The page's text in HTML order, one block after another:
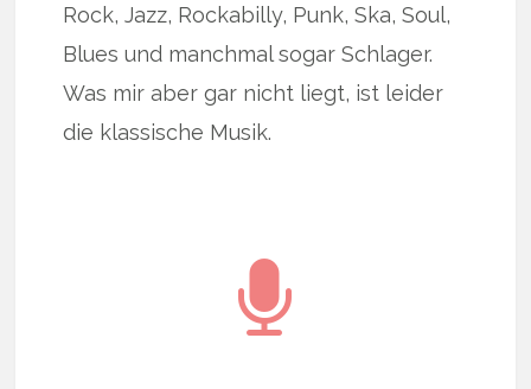
Rock, Jazz, Rockabilly, Punk, Ska, Soul,
Blues und manchmal sogar Schlager.
Was mir aber gar nicht liegt, ist leider
die klassische Musik.